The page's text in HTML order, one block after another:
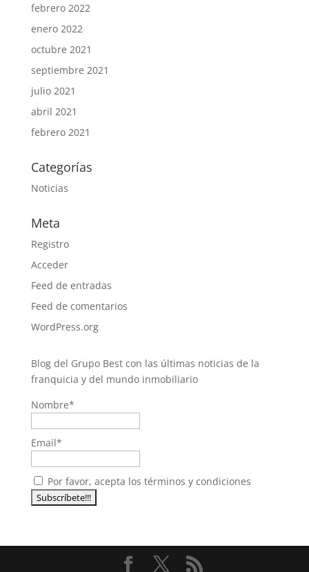
febrero 2022
enero 2022
octubre 2021
septiembre 2021
julio 2021
abril 2021
febrero 2021
Categorías
Noticias
Meta
Registro
Acceder
Feed de entradas
Feed de comentarios
WordPress.org
Blog del Grupo Best con las últimas noticias de la
franquicia y del mundo inmobiliario
Nombre*
Email*
Por favor, acepta los términos y condiciones